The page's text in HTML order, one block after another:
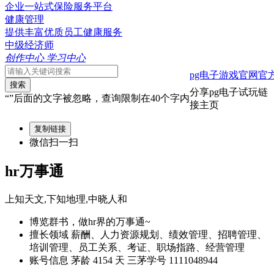
企业一站式保险服务平台
健康管理
提供丰富优质员工健康服务
中级经济师
创作中心 学习中心
搜索
“”后面的文字被忽略，查询限制在40个字内
pg电子游戏官网官
分享pg电子试玩链
接主页
复制链接
微信扫一扫
hr万事通
上知天文,下知地理,中晓人和
博览群书，做hr界的万事通~
擅长领域 薪酬、人力资源规划、绩效管理、招聘管理、
培训管理、员工关系、考证、职场指路、经营管理
账号信息 茅龄 4154 天 三茅学号 1111048944